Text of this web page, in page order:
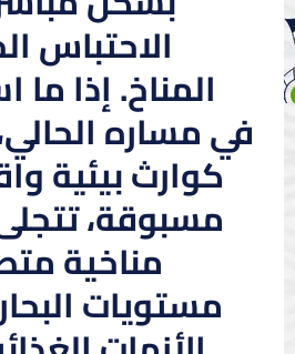
الاحتباس
المناخ. إذا ما
في مساره
كوارث بيئية
مسبوقة،
مناخية
مستويات